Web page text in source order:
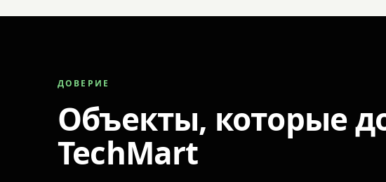
ДОВЕРИЕ
Объекты, которые
TechMart